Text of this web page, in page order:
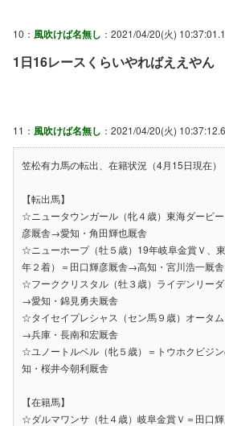
10： 風吹けば名無し ：2021/04/20(火)
1日16レースくらいやればええやん
11： 風吹けば名無し ：2021/04/20(火)
笠松有力馬の転出、在籍状況（4月15日現在）
【転出馬】
☆ニュータウンガール（牝４歳）東海ダービ
彦厩舎→愛知・角田輝也厩舎
☆ニューホープ（牡５歳）19年岐阜金賞Ｖ、
年２着）＝田口輝彦厩舎→高知・宮川浩一厩舎
☆フーククリスタル（牡３歳）ライデンリー
→愛知・錦見勇夫厩舎
☆タイセイプレシャス（セン馬９歳）オータ
→兵庫・長南和宏厩舎
☆ユノートルベル（牝５歳）＝トウホクビジ
知・桜井今朝利厩舎
【在籍馬】
☆ダルマワンサ（牡４歳）岐阜金賞Ｖ＝田口